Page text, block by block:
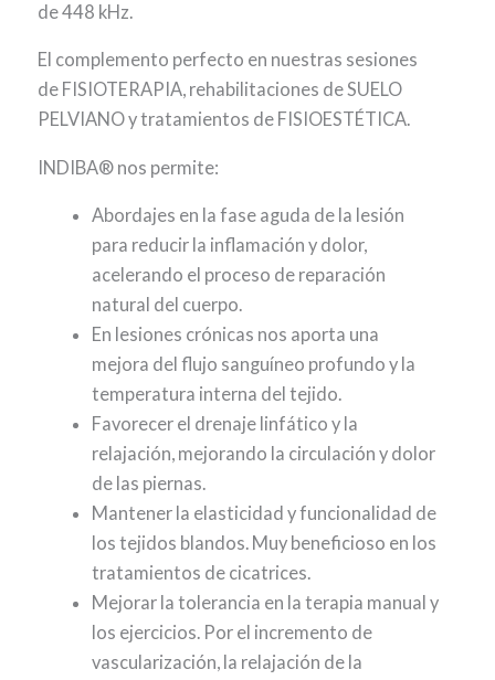
de 448 kHz.
El complemento perfecto en nuestras sesiones
de FISIOTERAPIA, rehabilitaciones de SUELO
PELVIANO y tratamientos de FISIOESTÉTICA.
INDIBA® nos permite:
Abordajes en la fase aguda de la lesión
para reducir la inflamación y dolor,
acelerando el proceso de reparación
natural del cuerpo.
En lesiones crónicas nos aporta una
mejora del flujo sanguíneo profundo y la
temperatura interna del tejido.
Favorecer el drenaje linfático y la
relajación, mejorando la circulación y dolor
de las piernas.
Mantener la elasticidad y funcionalidad de
los tejidos blandos. Muy beneficioso en los
tratamientos de cicatrices.
Mejorar la tolerancia en la terapia manual y
los ejercicios. Por el incremento de
vascularización, la relajación de la